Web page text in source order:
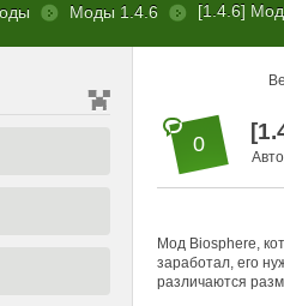
Моды 1.4.6 [1.4.6]
0
Мод Biosphere,
заработал, его
различаются